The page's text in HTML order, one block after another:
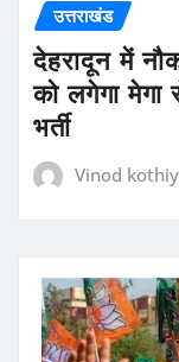
उत्तराखंड
देहरादून में
को लगेगा मेगा
भर्ती
Vinod